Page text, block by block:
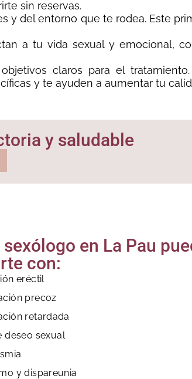
sin reservas.
y del entorno que te rodea. Este
a tu vida sexual y emocional,
claros para el
y te ayuden a aumentar tu
y saludable
en La Pau
con:
eréctil
precoz
retardada
deseo sexual
y dispareunia